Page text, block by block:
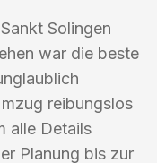
Solingen
war die beste
reibungslos
alle Details
Planung bis zur